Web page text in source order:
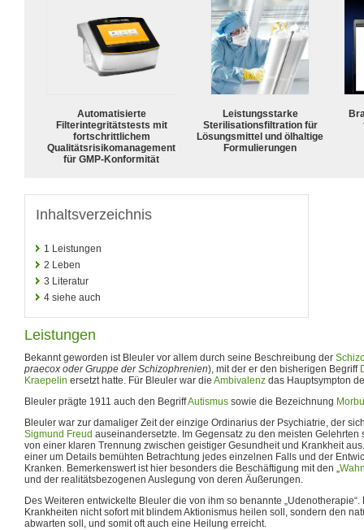
Automatisierte
Filterintegritätstests mit
fortschrittlichem
Qualitätsrisikomanagement
für GMP-Konformität
Leistungsstarke
Sterilisationsfiltration für
Lösungsmittel und ölhaltige
Formulierungen
Inhaltsverzeichnis
1 Leistungen
2 Leben
3 Literatur
4 siehe auch
Leistungen
Bekannt geworden ist Bleuler vor allem durch seine Beschreibung der
praecox oder Gruppe der Schizophrenien), mit der er den bisherigen Begriff
Kraepelin ersetzt hatte. Für Bleuler war die Ambivalenz das Hauptsympton
Bleuler prägte 1911 auch den BegriffAutismus sowie die Bezeichnung
Bleuler war zur damaliger Zeit der einzige Ordinarius der Psychiatrie, der
Sigmund Freud auseinandersetzte. Im Gegensatz zu den meisten
von einer klaren Trennung zwischen geistiger Gesundheit und Krankheit
einer um Details bemühten Betrachtung jedes einzelnen Falls und der
Kranken. Bemerkenswert ist hier besonders die Beschäftigung mit den „
und der realitätsbezogenen Auslegung von deren Äußerungen.
Des Weiteren entwickelte Bleuler die von ihm so benannte
Krankheiten nicht sofort mit blindem Aktionismus heilen soll, sondern den
abwarten soll, und somit oft auch eine Heilung erreicht.